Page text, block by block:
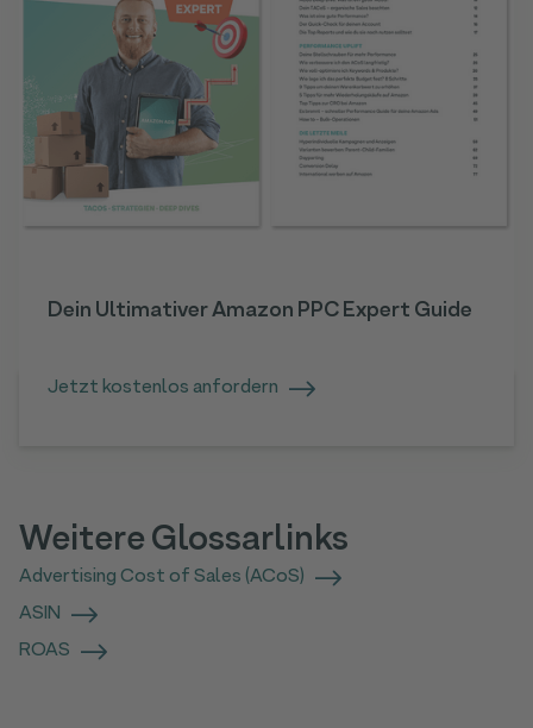
Dein Ultimativer Amazon PPC Expert Guide
Jetzt kostenlos anfordern
Weitere Glossarlinks
Advertising Cost of Sales (ACoS)
ASIN
ROAS